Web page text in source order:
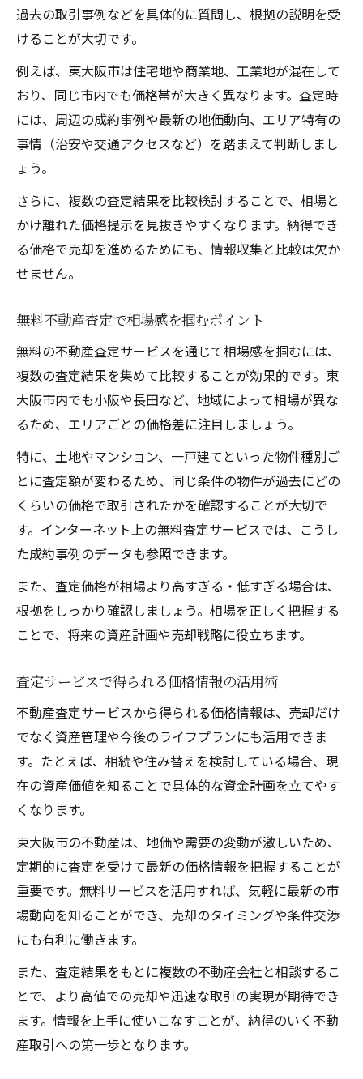
過去の取引事例などを具体的に質問し、根拠の説明を受
けることが大切です。
例えば、東大阪市は住宅地や商業地、工業地が混在して
おり、同じ市内でも価格帯が大きく異なります。査定時
には、周辺の成約事例や最新の地価動向、エリア特有の
事情（治安や交通アクセスなど）を踏まえて判断しまし
ょう。
さらに、複数の査定結果を比較検討することで、相場と
かけ離れた価格提示を見抜きやすくなります。納得でき
る価格で売却を進めるためにも、情報収集と比較は欠か
せません。
無料不動産査定で相場感を掴むポイント
無料の不動産査定サービスを通じて相場感を掴むには、
複数の査定結果を集めて比較することが効果的です。東
大阪市内でも小阪や長田など、地域によって相場が異な
るため、エリアごとの価格差に注目しましょう。
特に、土地やマンション、一戸建てといった物件種別ご
とに査定額が変わるため、同じ条件の物件が過去にどの
くらいの価格で取引されたかを確認することが大切で
す。インターネット上の無料査定サービスでは、こうし
た成約事例のデータも参照できます。
また、査定価格が相場より高すぎる・低すぎる場合は、
根拠をしっかり確認しましょう。相場を正しく把握する
ことで、将来の資産計画や売却戦略に役立ちます。
査定サービスで得られる価格情報の活用術
不動産査定サービスから得られる価格情報は、売却だけ
でなく資産管理や今後のライフプランにも活用できま
す。たとえば、相続や住み替えを検討している場合、現
在の資産価値を知ることで具体的な資金計画を立てやす
くなります。
東大阪市の不動産は、地価や需要の変動が激しいため、
定期的に査定を受けて最新の価格情報を把握することが
重要です。無料サービスを活用すれば、気軽に最新の市
場動向を知ることができ、売却のタイミングや条件交渉
にも有利に働きます。
また、査定結果をもとに複数の不動産会社と相談するこ
とで、より高値での売却や迅速な取引の実現が期待でき
ます。情報を上手に使いこなすことが、納得のいく不動
産取引への第一歩となります。